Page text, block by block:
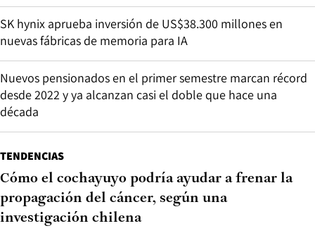
SK hynix aprueba inversión de US$38.300 millones en
nuevas fábricas de memoria para IA
Nuevos pensionados en el primer semestre marcan récord
desde 2022 y ya alcanzan casi el doble que hace una
década
TENDENCIAS
Cómo el cochayuyo podría ayudar a frenar la
propagación del cáncer, según una
investigación chilena